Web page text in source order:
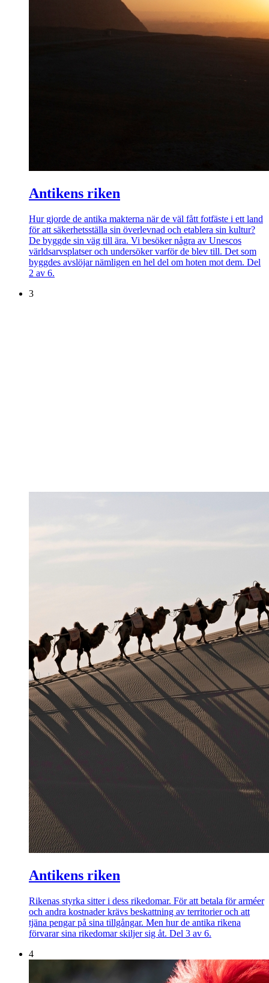
Antikens riken
Hur gjorde de antika makterna när de väl fått fotfäste i ett land
för att säkerhetsställa sin överlevnad och etablera sin kultur?
De byggde sin väg till ära. Vi besöker några av Unescos
världsarvsplatser och undersöker varför de blev till. Det som
byggdes avslöjar nämligen en hel del om hoten mot dem. Del
2 av 6.
3
Antikens riken
Rikenas styrka sitter i dess rikedomar. För att betala för arméer
och andra kostnader krävs beskattning av territorier och att
tjäna pengar på sina tillgångar. Men hur de antika rikena
förvarar sina rikedomar skiljer sig åt. Del 3 av 6.
4